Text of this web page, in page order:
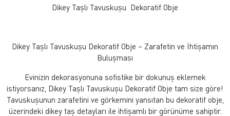
Dikey Taşlı Tavuskuşu Dekoratif Obje
Dikey Taşlı Tavuskuşu Dekoratif Obje – Zarafetin ve İhtişamın
Buluşması
Evinizin dekorasyonuna sofistike bir dokunuş eklemek
istiyorsanız, Dikey Taşlı Tavuskuşu Dekoratif Obje tam size göre!
Tavuskuşunun zarafetini ve görkemini yansıtan bu dekoratif obje,
üzerindeki dikey taş detayları ile ihtişamlı bir görünüme sahiptir.